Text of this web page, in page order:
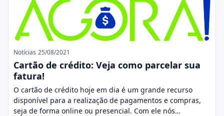
Notícias 25/08/2021
Cartão de crédito: Veja como parcelar sua
fatura!
O cartão de crédito hoje em dia é um grande recurso
disponível para a realização de pagamentos e compras,
seja de forma online ou presencial. Com ele nós…